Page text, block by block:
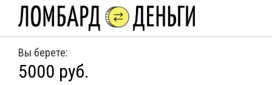
Вы берете:
5000 руб.